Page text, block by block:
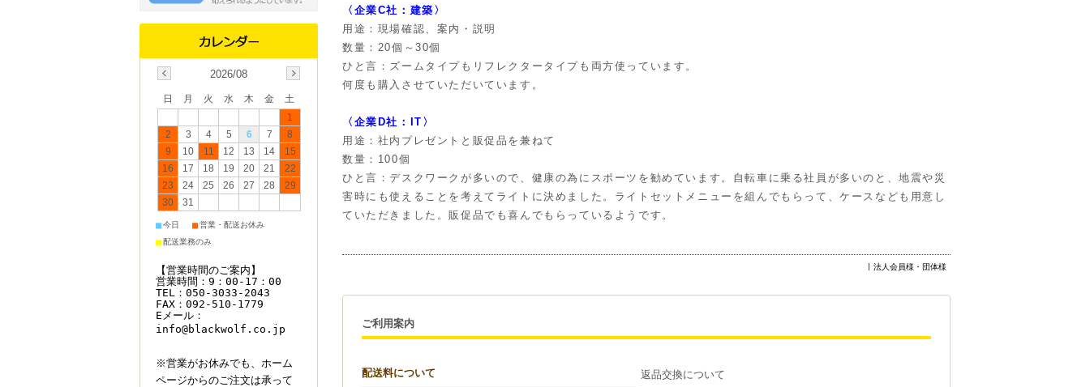
〈企業C社：建築〉
用途：現場確認、案内・説明
数量：20個～30個
ひと言：ズームタイプもリフレクタータイプも両方使っています。
何度も購入させていただいています。
〈企業D社：IT〉
用途：社内プレゼントと販促品を兼ねて
数量：100個
ひと言：デスクワークが多いので、健康の為にスポーツを勧めています。自転車に乗る社員が多いのと、地震や災
害時にも使えることを考えてライトに決めました。ライトセットメニューを組んでもらって、ケースなども用意し
ていただきました。販促品でも喜んでもらっているようです。
法人会員様・団体様
ご利用案内
配送料について 返品交換について
2026/08
日 月 火 水 木 金
土
1
2
3 4 5 6 7
8
9
10 11 12 13 14
15
16
17 18 19 20 21
22
23
24 25 26 27 28
29
30
31
■今日 ■営業・配送お休み
■配送業務のみ
【営業時間のご案内】
営業時間：9：00-17：00
TEL：050-3033-2043
FAX：092-510-1779
Eメール：
info@blackwolf.co.jp
※営業がお休みでも、ホーム
ページからのご注文は承って